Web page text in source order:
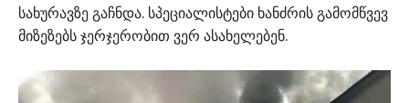
სახურავზე გაჩნდა. სპეციალისტები ხანძრის გამომწვევ
მიზეზებს ჯერჯერობით ვერ ასახელებენ.